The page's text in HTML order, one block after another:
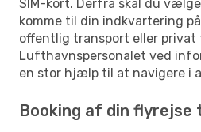
SIM-kort. Derfra skal du
komme til din indkvartering
offentlig transport eller privat
Lufthavnspersonalet ved
en stor hjælp til at navigere i
Booking af din